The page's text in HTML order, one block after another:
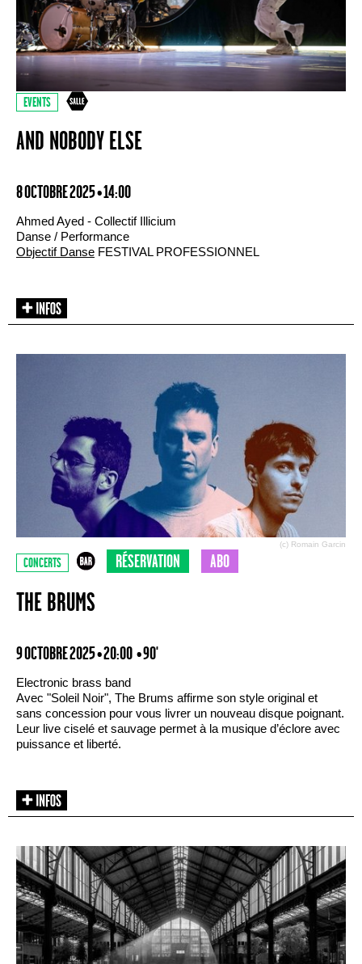
EVENTS
AND NOBODY ELSE
8 OCTOBRE 2025 • 14:00
Ahmed Ayed - Collectif Illicium
Danse / Performance
Objectif Danse FESTIVAL PROFESSIONNEL
(c) Romain Garcin
CONCERTS RÉSERVATION ABO
THE BRUMS
9 OCTOBRE 2025 • 20:00 • 90'
Electronic brass band
Avec "Soleil Noir", The Brums affirme son style original et
sans concession pour vous livrer un nouveau disque poignant.
Leur live ciselé et sauvage permet à la musique d’éclore avec
puissance et liberté.